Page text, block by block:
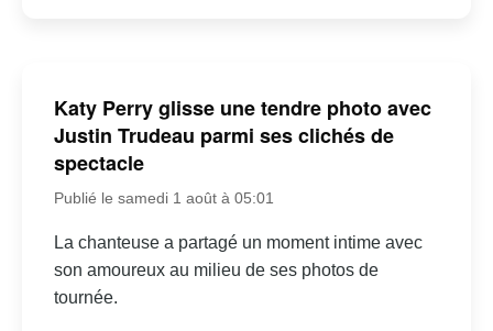
Katy Perry glisse une tendre photo avec
Justin Trudeau parmi ses clichés de
spectacle
Publié le samedi 1 août à 05:01
La chanteuse a partagé un moment intime avec
son amoureux au milieu de ses photos de
tournée.